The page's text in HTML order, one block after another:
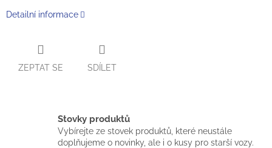
Detailní informace
ZEPTAT SE SDÍLET
Stovky produktů
Vybírejte ze stovek produktů, které neustále
doplňujeme o novinky, ale i o kusy pro starší vozy.